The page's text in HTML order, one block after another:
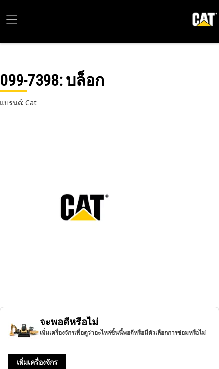
099-7398: บล็อก
แบรนด์: Cat
จะพอดีหรือไม่
เพิ่มเครื่องจักรเพื่อดูว่าอะไหล่ชิ้นนี้พอดีหรือมีตัวเลือกการซ่อมหรือไม่
เพิ่มเครื่องจักร